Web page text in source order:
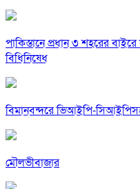
পাকিস্তানে প্রধান ৩ শহরের
বিধিনিষেধ
বিমানবন্দরে ভিআইপি-
মৌলভীবাজার